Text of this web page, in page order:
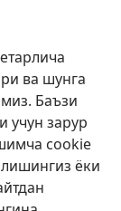
ва шунга
Баъзи
учун зарур
cookie
ёки